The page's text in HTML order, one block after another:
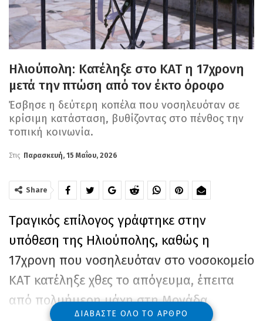
Ηλιούπολη: Κατέληξε στο ΚΑΤ η 17χρονη
μετά την πτώση από τον έκτο όροφο
Έσβησε η δεύτερη κοπέλα που νοσηλευόταν σε
κρίσιμη κατάσταση, βυθίζοντας στο πένθος την
τοπική κοινωνία.
Στις Παρασκευή, 15 Μαΐου, 2026
Share
Τραγικός επίλογος γράφτηκε στην
υπόθεση της Ηλιούπολης, καθώς η
17χρονη που νοσηλευόταν στο νοσοκομείο
ΚΑΤ κατέληξε χθες το απόγευμα, έπειτα
από πολυήμερη μάχη στη Μονάδα
ΔΙΑΒΆΣΤΕ ΌΛΟ ΤΟ ΆΡΘΡΟ